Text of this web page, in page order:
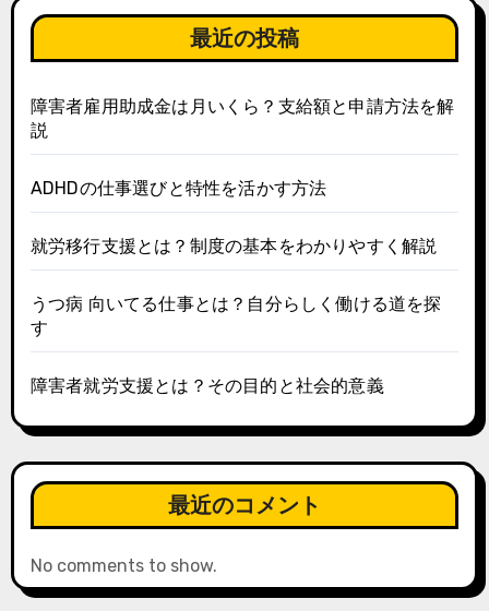
最近の投稿
障害者雇用助成金は月いくら？支給額と申請方法を解
説
ADHDの仕事選びと特性を活かす方法
就労移行支援とは？制度の基本をわかりやすく解説
うつ病 向いてる仕事とは？自分らしく働ける道を探
す
障害者就労支援とは？その目的と社会的意義
最近のコメント
No comments to show.